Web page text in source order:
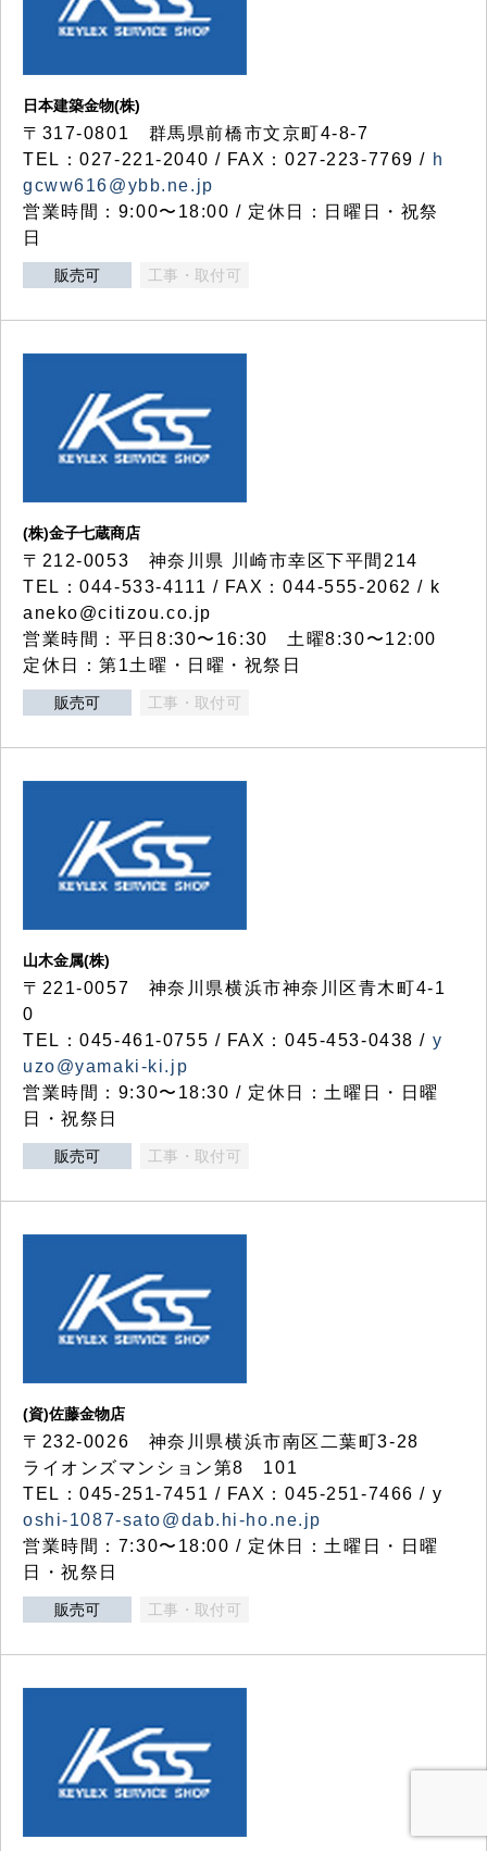
日本建築金物(株)
〒317‐0801 群馬県前橋市文京町4-8-7
TEL：027-221-2040 / FAX：027-223-7769 / h
gcww616@ybb.ne.jp
営業時間：9:00〜18:00 / 定休日：日曜日・祝祭
日
販売可 工事・取付可
(株)金子七蔵商店
〒212-0053 神奈川県 川崎市幸区下平間214
TEL：044-533-4111 / FAX：044-555-2062 / k
aneko@citizou.co.jp
営業時間：平日8:30〜16:30 土曜8:30〜12:00
定休日：第1土曜・日曜・祝祭日
販売可 工事・取付可
山木金属(株)
〒221-0057 神奈川県横浜市神奈川区青木町4-1
0
TEL：045-461-0755 / FAX：045-453-0438 / y
uzo@yamaki-ki.jp
営業時間：9:30〜18:30 / 定休日：土曜日・日曜
日・祝祭日
販売可 工事・取付可
(資)佐藤金物店
〒232-0026 神奈川県横浜市南区二葉町3-28
ライオンズマンション第8 101
TEL：045-251-7451 / FAX：045-251-7466 / y
oshi-1087-sato@dab.hi-ho.ne.jp
営業時間：7:30〜18:00 / 定休日：土曜日・日曜
日・祝祭日
販売可 工事・取付可